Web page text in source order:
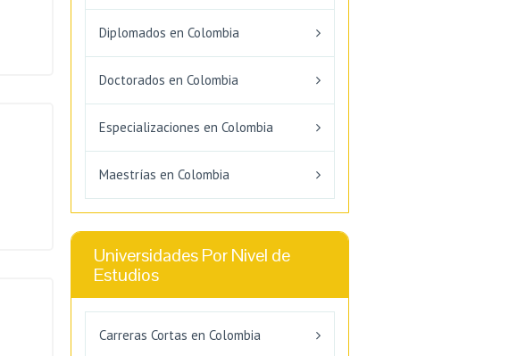
Diplomados en Colombia
Doctorados en Colombia
Especializaciones en Colombia
Maestrías en Colombia
Universidades Por Nivel de
Estudios
Carreras Cortas en Colombia